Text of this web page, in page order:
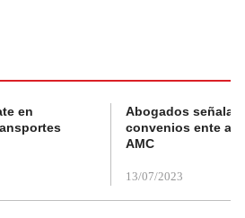
en
Abogados
convenios ente
AMC
13/07/2023